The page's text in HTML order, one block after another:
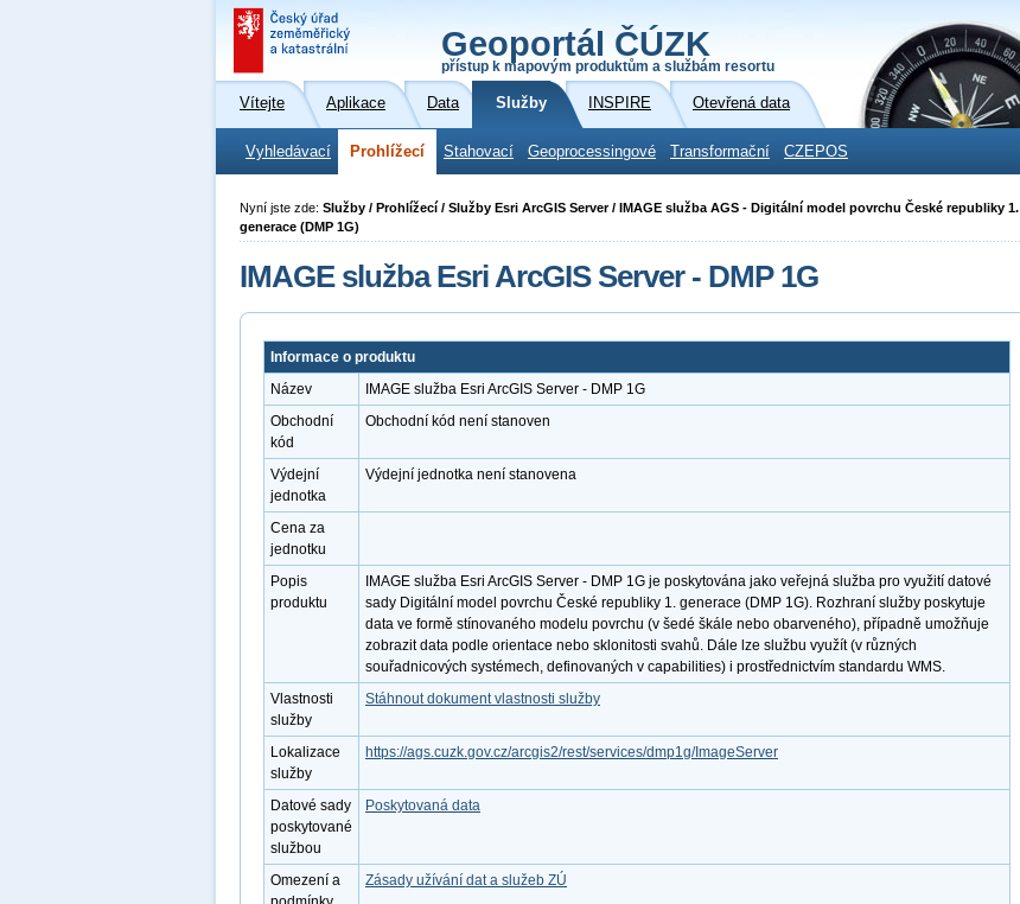
Geoportál ČÚZK
přístup k mapovým produktům a službám resortu
Vítejte Aplikace Data Služby INSPIRE Otevřená data
Vyhledávací Prohlížecí Stahovací Geoprocessingové Transformační CZEPOS
Nyní jste zde: Služby / Prohlížecí / Služby Esri ArcGIS Server / IMAGE služba AGS - Digitální model povrchu České republiky 1.
generace (DMP 1G)
IMAGE služba Esri ArcGIS Server - DMP 1G
Informace o produktu
Název
IMAGE služba Esri ArcGIS Server - DMP 1G
Obchodní
kód
Obchodní kód není stanoven
Výdejní
jednotka
Výdejní jednotka není stanovena
Cena za
jednotku
Popis
produktu
IMAGE služba Esri ArcGIS Server - DMP 1G je poskytována jako veřejná služba pro využití datové
sady Digitální model povrchu České republiky 1. generace (DMP 1G). Rozhraní služby poskytuje
data ve formě stínovaného modelu povrchu (v šedé škále nebo obarveného), případně umožňuje
zobrazit data podle orientace nebo sklonitosti svahů. Dále lze službu využít (v různých
souřadnicových systémech, definovaných v capabilities) i prostřednictvím standardu WMS.
Vlastnosti
služby
Stáhnout dokument vlastnosti služby
Lokalizace
služby
https://ags.cuzk.gov.cz/arcgis2/rest/services/dmp1g/ImageServer
Datové sady
poskytované
službou
Poskytovaná data
Omezení a
Zásady užívání dat a služeb ZÚ